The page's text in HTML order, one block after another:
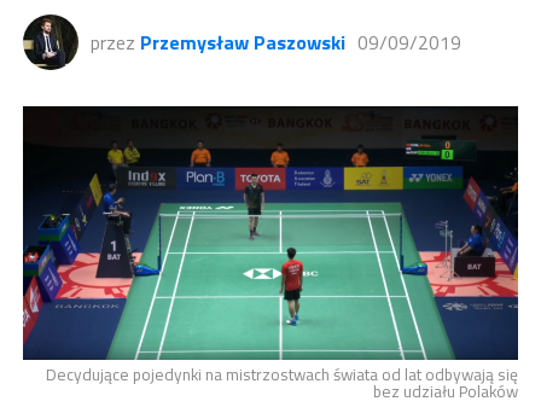
przez Przemysław Paszowski 09/09/2019
Decydujące pojedynki na mistrzostwach świata od lat odbywają się
bez udziału Polaków